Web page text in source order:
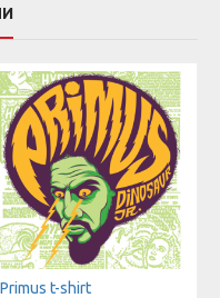
Primus t-shirt